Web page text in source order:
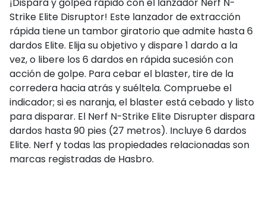
Strike Elite Disruptor! Este lanzador de extracción
rápida tiene un tambor giratorio que admite hasta 6
dardos Elite. Elija su objetivo y dispare 1 dardo a la
vez, o libere los 6 dardos en rápida sucesión con
acción de golpe. Para cebar el blaster, tire de la
corredera hacia atrás y suéltela. Compruebe el
indicador; si es naranja, el blaster está cebado y listo
para disparar. El Nerf N-Strike Elite Disrupter dispara
dardos hasta 90 pies (27 metros). Incluye 6 dardos
Elite. Nerf y todas las propiedades relacionadas son
marcas registradas de Hasbro.